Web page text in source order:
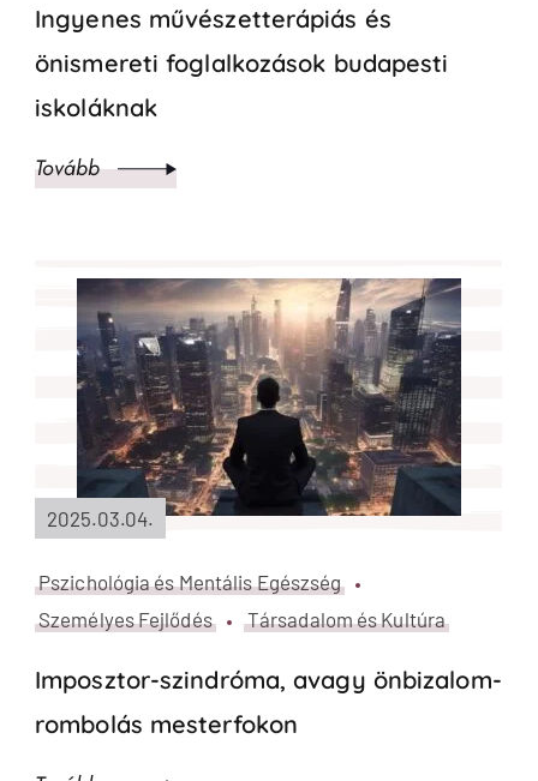
Ingyenes művészetterápiás és
önismereti foglalkozások budapesti
iskoláknak
Tovább
2025.03.04.
Pszichológia és Mentális Egészség
Személyes Fejlődés
Társadalom és Kultúra
Imposztor-szindróma, avagy önbizalom-
rombolás mesterfokon